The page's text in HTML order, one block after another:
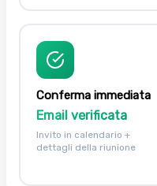
Conferma immediata
Email verificata
Invito in calendario +
dettagli della riunione